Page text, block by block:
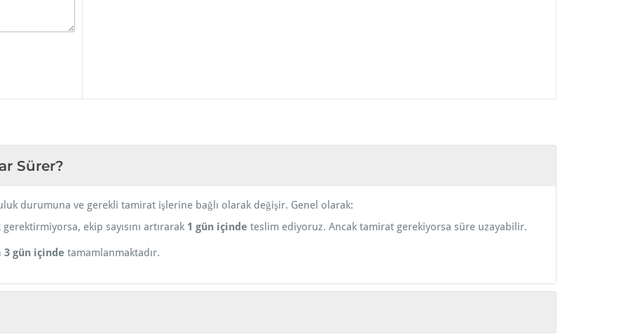
Sürer?
durumuna ve gerekli tamirat işlerine bağlı olarak değişir. Genel olarak:
ekip sayısını artırarak 1 gün içinde teslim ediyoruz. Ancak tamirat gerekiyorsa süre uzayabilir.
3 gün içinde tamamlanmaktadır.